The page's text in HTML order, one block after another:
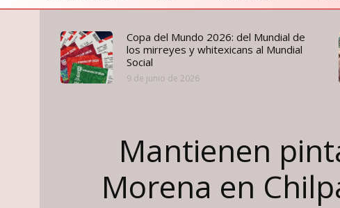
Copa del Mundo 2026: del Mundial de
los mirreyes y whitexicans al Mundial
Social
9 de junio de 2026
Mantienen
Morena en